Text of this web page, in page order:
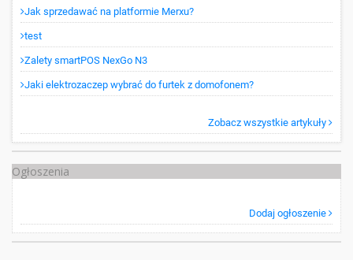
Jak sprzedawać na platformie Merxu?
test
Zalety smartPOS NexGo N3
Jaki elektrozaczep wybrać do furtek z domofonem?
Zobacz wszystkie artykuły
Ogłoszenia
Dodaj ogłoszenie